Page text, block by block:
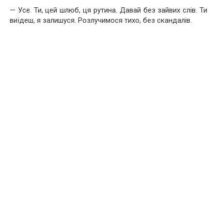
— Усе. Ти, цей шлюб, ця рутина. Давай без зайвих слів. Ти
виїдеш, я залишуся. Розлучимося тихо, без скандалів.